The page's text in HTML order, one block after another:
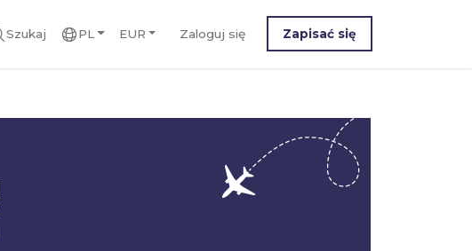
Szukaj PL EUR Zaloguj się Zapisać się